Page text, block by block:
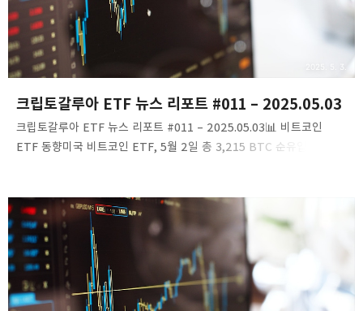
크립토갈루아 ETF 뉴스 리포트 #011 – 2025.05.03
2025. 5. 3.
크립토갈루아 ETF 뉴스 리포트 #011 – 2025.05.03📊 비트코인
ETF 동향미국 비트코인 ETF, 5월 2일 총 3,215 BTC 순유입
BTC를 유입하며 총 보유량을 607,685 BTC로 늘렸습니다.링크:
Binance News게시일시: 2025.05.02바이낸스+1PANews+1ARK
및 Grayscale 비트코인 ETF, 5월 2일 순유입 0달러 기록ARK와
Grayscale의 비트코인 ETF는 5월 2일 순유입이 없었습니다. 이는
기관 투자자들의 관망세를 반영하는 것으로 해석됩니다.링크:
Blockchain.News - ARK링..